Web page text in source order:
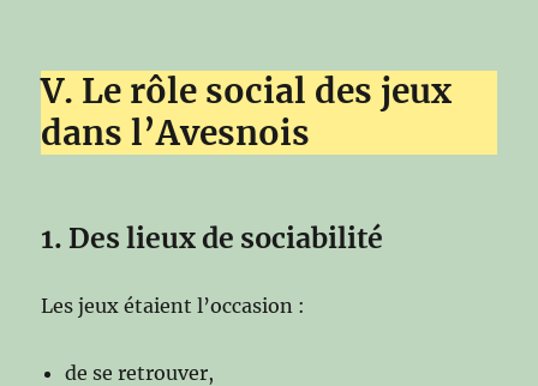
V. Le rôle social des jeux
dans l’Avesnois
1. Des lieux de sociabilité
Les jeux étaient l’occasion :
de se retrouver,